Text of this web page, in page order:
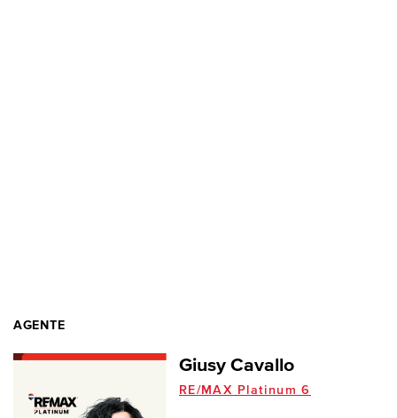
AGENTE
Giusy Cavallo
RE/MAX Platinum 6